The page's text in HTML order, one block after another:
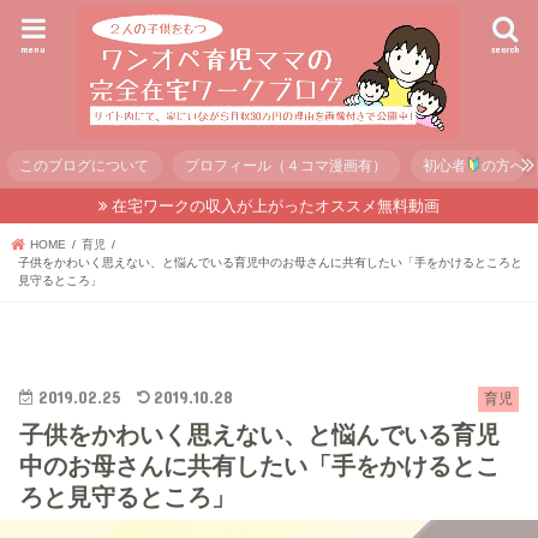
search
menu
このブログについて プロフィール（４コマ漫画有） 初心者 の方へ
在宅ワークの収入が上がったオススメ無料動画
HOME
育児
子供をかわいく思えない、と悩んでいる育児中のお母さんに共有したい「手をかけるところと
見守るところ」
育児
2019.02.25 2019.10.28
子供をかわいく思えない、と悩んでいる育児
中のお母さんに共有したい「手をかけるとこ
ろと見守るところ」